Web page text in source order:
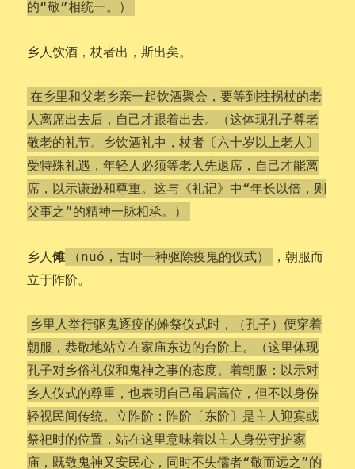
的“敬”相统一。）
乡人饮酒，杖者出，斯出矣。
在乡里和父老乡亲一起饮酒聚会，要等到拄拐杖的老
人离席出去后，自己才跟着出去。（这体现孔子尊老
敬老的礼节。乡饮酒礼中，杖者〔六十岁以上老人〕
受特殊礼遇，年轻人必须等老人先退席，自己才能离
席，以示谦逊和尊重。这与《礼记》中“年长以倍，则
父事之”的精神一脉相承。）
乡人傩 （nuó，古时一种驱除疫鬼的仪式）
，朝服而
立于阼阶。
乡里人举行驱鬼逐疫的傩祭仪式时，（孔子）便穿着
朝服，恭敬地站立在家庙东边的台阶上。（这里体现
孔子对乡俗礼仪和鬼神之事的态度。着朝服：以示对
乡人仪式的尊重，也表明自己虽居高位，但不以身份
轻视民间传统。立阼阶：阼阶〔东阶〕是主人迎宾或
祭祀时的位置，站在这里意味着以主人身份守护家
庙，既敬鬼神又安民心，同时不失儒者“敬而远之”的